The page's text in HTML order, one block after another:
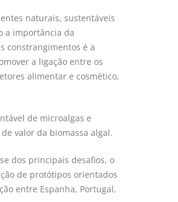
naturais, sustentáveis
a importância da
constrangimentos é a
a ligação entre os
alimentar e cosmético,
de microalgas e
valor da biomassa algal.
dos principais desafios, o
de protótipos orientados
entre Espanha, Portugal,